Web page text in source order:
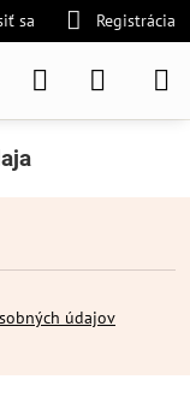
sa Registrácia
údajov